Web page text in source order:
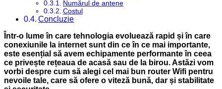
Numărul de antene
Costul
Concluzie
Într-o lume în care tehnologia evoluează rapid și în care
conexiunile la internet sunt din ce în ce mai importante,
este esențial să avem echipamente performante în ceea
ce privește rețeaua de acasă sau de la birou. Astăzi vom
vorbi despre cum să alegi cel mai bun router Wifi pentru
nevoile tale, care să ofere o viteză bună, dar și stabilitate